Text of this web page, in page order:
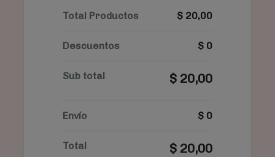
Total Productos $ 20,00
Descuentos $ 0
Sub total $ 20,00
Envío $ 0
Total $ 20,00